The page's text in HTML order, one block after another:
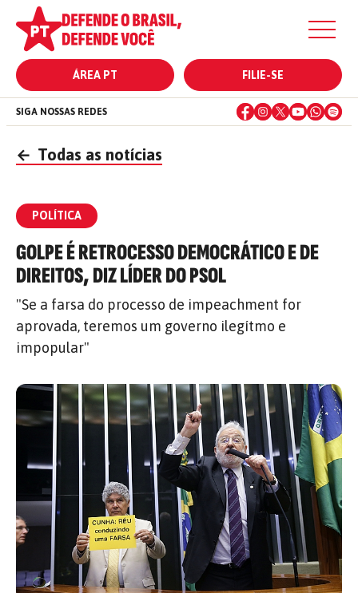
ÁREA PT FILIE-SE
SIGA NOSSAS REDES
← Todas as notícias
POLÍTICA
GOLPE É RETROCESSO DEMOCRÁTICO E DE
DIREITOS, DIZ LÍDER DO PSOL
"Se a farsa do processo de impeachment for
aprovada, teremos um governo ilegítmo e
impopular"